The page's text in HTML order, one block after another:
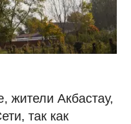
жители Акбастау,
так как